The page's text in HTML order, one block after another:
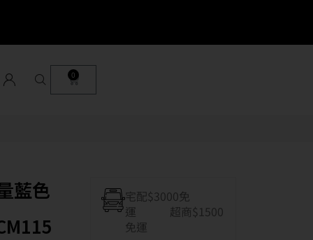
0
藍色
宅配$3000免
運 超商$1500
免運